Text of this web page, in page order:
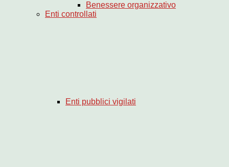
Benessere organizzativo
Enti controllati
Enti pubblici vigilati